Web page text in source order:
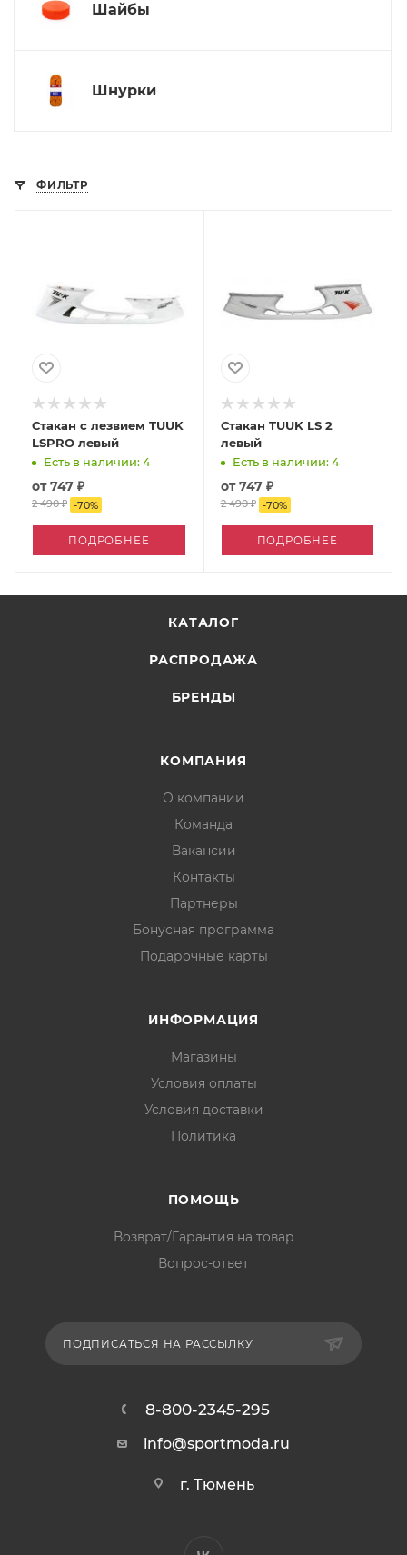
Шайбы
Шнурки
ФИЛЬТР
Стакан с лезвием TUUK
LSPRO левый
Есть в наличии: 4
от747 ₽
2 490 ₽ -70%
ПОДРОБНЕЕ
Стакан TUUK LS 2
левый
Есть в наличии: 4
от747 ₽
2 490 ₽ -70%
ПОДРОБНЕЕ
КАТАЛОГ
РАСПРОДАЖА
БРЕНДЫ
КОМПАНИЯ
О компании
Команда
Вакансии
Контакты
Партнеры
Бонусная программа
Подарочные карты
ИНФОРМАЦИЯ
Магазины
Условия оплаты
Условия доставки
Политика
ПОМОЩЬ
Возврат/Гарантия на товар
Вопрос-ответ
ПОДПИСАТЬСЯ НА РАССЫЛКУ
8-800-2345-295
info@sportmoda.ru
г. Тюмень